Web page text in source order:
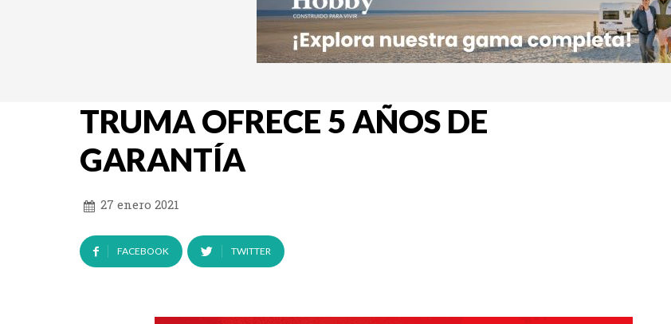
TRUMA OFRECE 5 AÑOS DE
GARANTÍA
27 enero 2021
FACEBOOK TWITTER